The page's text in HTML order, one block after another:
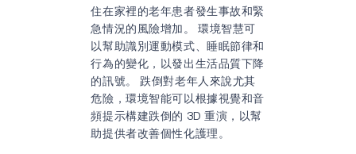
住在家裡的老年患者發生事故和緊
急情況的風險增加。 環境智慧可
以幫助識別運動模式、睡眠節律和
行為的變化，以發出生活品質下降
的訊號。 跌倒對老年人來說尤其
危險，環境智能可以根據視覺和音
頻提示構建跌倒的 3D 重演，以幫
助提供者改善個性化護理。